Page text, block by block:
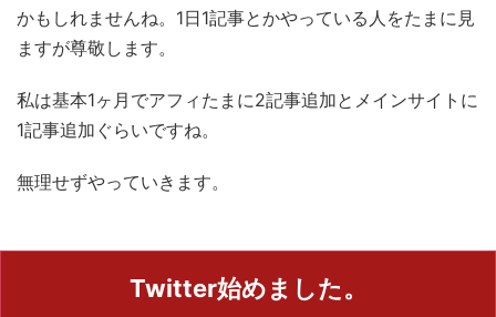
かもしれませんね。1日1記事とかやっている人をたまに見
ますが尊敬します。
私は基本1ヶ月でアフィたまに2記事追加とメインサイトに
1記事追加ぐらいですね。
無理せずやっていきます。
Twitter始めました。